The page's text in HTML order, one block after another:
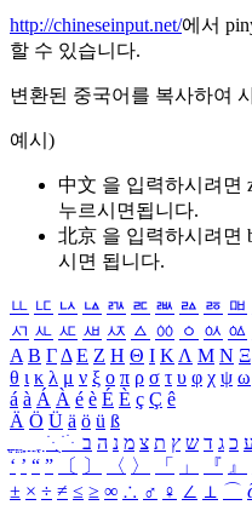
http://chineseinput.net/에서
할 수 있습니다.
변환된 중국어를 복사하여
예시)
中文 을 입력하시려면
누르시면됩니다.
北京 을 입력하시려면
시면 됩니다.
ㅥ ㅦ ㅧ ㅨ ㅩ ㅪ ㅫ ㅬ ㅭ ㅮ
ㅺ ㅻ ㅼ ㅽ ㅾ ㅿ ㆀ ㆁ ㆂ ㆃ
Α Β ΓΔ Ε Ζ Η Θ Ι ΚΛ Μ Ν Ξ
θ ι κ λ μ ν ξ ο π ρ σ τ υ φ χ ψ ω
á à Á À é è É È ç Ç ê
Ä Ö Ü ä ö ü ß
ִֶֹ ֻּ ׁׂ ע כ ג ד ש ץ ת צ מ נ ה ב
‘ ’ “ ” 〔 〕 〈 〉 「 」 『 』
± × ÷ ≠ ≤ ≥ ∞ ∴ ♂ ♀ ∠ ⊥ ⌒